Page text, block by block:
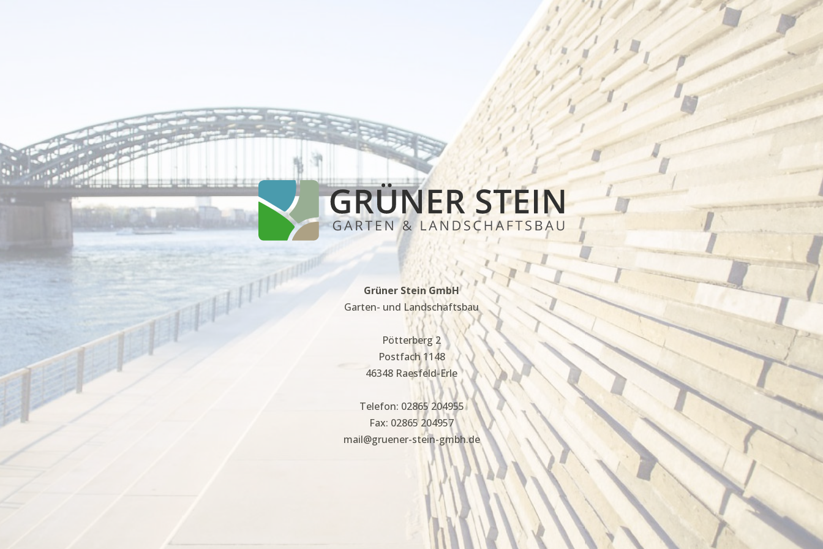
Grüner Stein GmbH
Garten- und Landschaftsbau
Pötterberg 2
Postfach 1148
46348 Raesfeld-Erle
Telefon: 02865 204955
Fax: 02865 204957
mail@gruener-stein-gmbh.de